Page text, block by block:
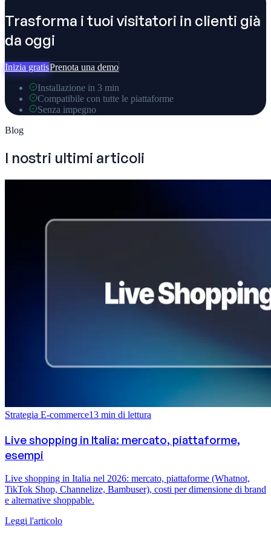
Trasforma i tuoi visitatori in clienti già
da oggi
Inizia gratisPrenota una demo
Installazione in 3 min
Compatibile con tutte le piattaforme
Senza impegno
Blog
I nostri ultimi articoli
Strategia E-commerce13 min di lettura
Live shopping in Italia: mercato, piattaforme,
esempi
Live shopping in Italia nel 2026: mercato, piattaforme (Whatnot,
TikTok Shop, Channelize, Bambuser), costi per dimensione di brand
e alternative shoppable.
Leggi l'articolo